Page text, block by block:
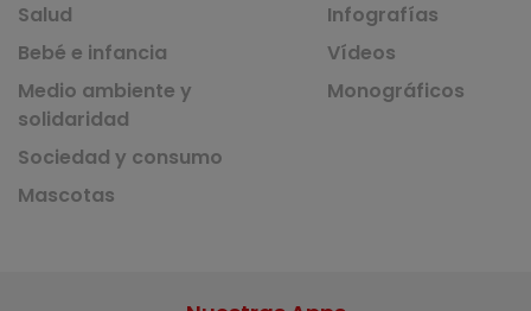
Salud
Bebé e infancia
Medio ambiente y
solidaridad
Sociedad y consumo
Mascotas
Infografías
Vídeos
Monográficos